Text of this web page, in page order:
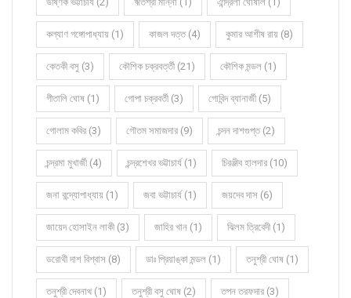
কল্যাণ গঙ্গোপাধ্যায় (1) কাজল দত্ত (4) কুমার আশীষ রায় (8)
কেতকী বসু (3) কৌশিক চক্রবর্ত্তী (21) কৌশিক মন্ডল (1)
গীতালি ঘোষ (1) গোপা চক্রবর্তী (3) গোবিন্দ ব্যানার্জী (5)
গোলাম কবির (3) গৌতম সমাজদার (9) চন্দন দাশগুপ্ত (2)
চন্দ্রমা মুখার্জী (4) চন্দ্রশেখর ভট্টাচার্য (1) চিরঞ্জীব হালদার (10)
জনা বন্দ্যোপাধ্যায় (1) জবা ভট্টাচার্য (1) জয়দেব দাস (6)
জায়েদ হোসাইন লাকী (3) জাহির খান (1) ঝিলম ত্রিবেদী (1)
ডরোথী দাশ বিশ্বাস (8) ডাঃ প্রিয়াঙ্কা মন্ডল (1) তনুশ্রী ঘোষ (1)
তনুশ্রী দেবনাথ (1) তনুশ্রী বসু ঘোষ (2) তপন তরফদার (3)